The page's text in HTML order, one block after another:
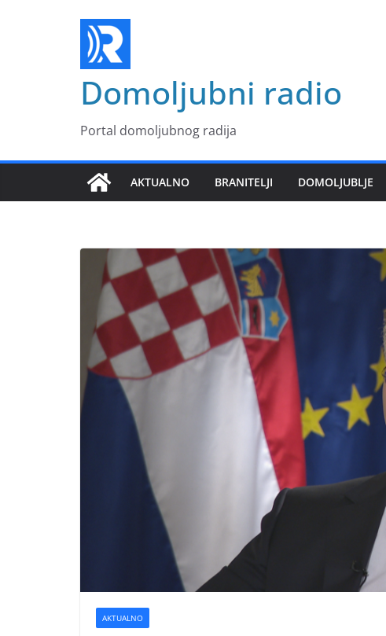
Domoljubni radio
Portal domoljubnog radija
AKTUALNO BRANITELJI DOMOLJUBLJE
AKTUALNO